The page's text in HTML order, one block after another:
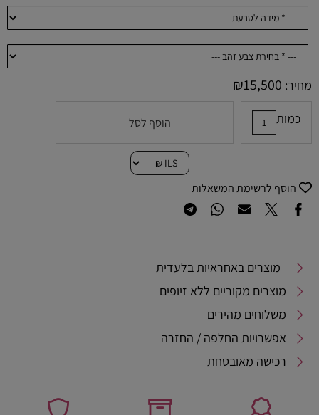
מחיר: ₪15,500
כמות הוסף לסל
הוסף לרשימת המשאלות
מוצרים באחראיות בלעדית
מוצרים מקוריים ללא זיופים
משלוחים מהירים
אפשרויות החלפה / החזרה
רכישה מאובטחת